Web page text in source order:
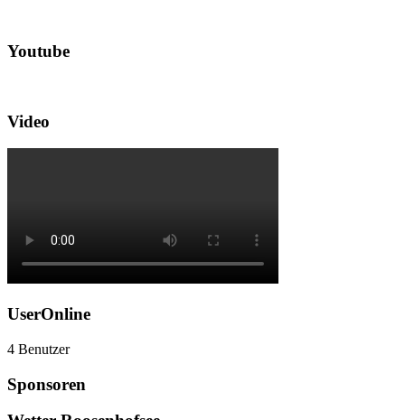
Youtube
Video
UserOnline
4 Benutzer
Sponsoren